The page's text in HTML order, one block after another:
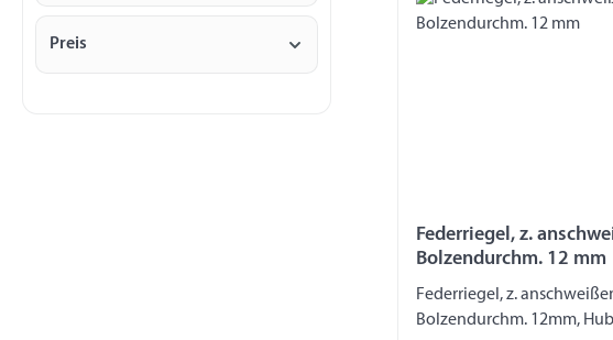
Preis
Federriegel, z.
Bolzendurchm. 12 mm
Federriegel, z.
Bolzendurchm. 12mm,